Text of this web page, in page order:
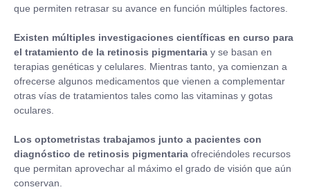
que permiten retrasar su avance en función múltiples factores.
Existen múltiples investigaciones científicas en curso para
el tratamiento de la retinosis pigmentaria y se basan en
terapias genéticas y celulares. Mientras tanto, ya comienzan a
ofrecerse algunos medicamentos que vienen a complementar
otras vías de tratamientos tales como las vitaminas y gotas
oculares.
Los optometristas trabajamos junto a pacientes con
diagnóstico de retinosis pigmentaria ofreciéndoles recursos
que permitan aprovechar al máximo el grado de visión que aún
conservan.